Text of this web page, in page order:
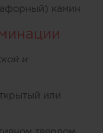
камин
и
или